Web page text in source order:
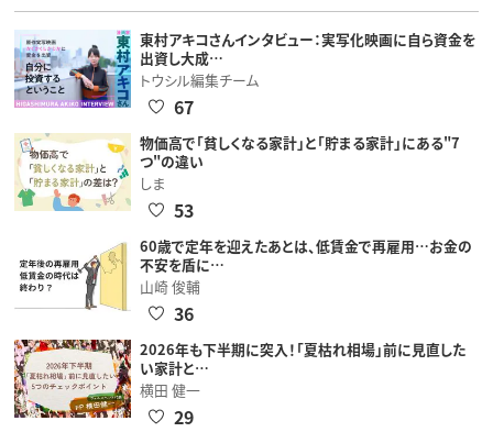
東村アキコさんインタビュー：実写化映画に自ら資金を
出資し大成…
トウシル編集チーム
67
物価高で「貧しくなる家計」と「貯まる家計」にある"7
つ"の違い
しま
53
60歳で定年を迎えたあとは、低賃金で再雇用…お金の
不安を盾に…
山崎 俊輔
36
2026年も下半期に突入！「夏枯れ相場」前に見直した
い家計と…
横田 健一
29